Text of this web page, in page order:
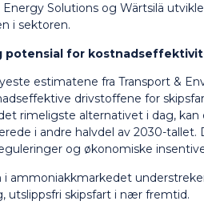
Energy Solutions og Wärtsilä
i sektoren.
potensial for
estimatene fra Transport &
drivstoffene for
rimeligste alternativet i dag,
i andre halvdel av 2030-
og økonomiske
i ammoniakkmarkedet
utslippsfri skipsfart i nær fremtid.